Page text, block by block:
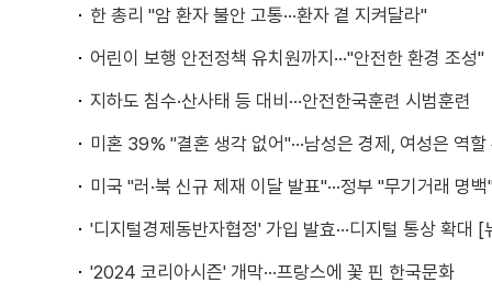
한 총리 "암 환자 불안 고통···환자 곁 지켜달라"
어린이 보행 안전정책 유치원까지···"안전한 환경 조성"
지하도 침수·산사태 등 대비···안전한국훈련 시범훈련
미혼 39% "결혼 생각 없어"···남성은 경제, 여성은 역할
미국 "러·북 신규 제재 이달 발표"···정부 "무기거래 명백"
'디지털경제동반자협정' 가입 발효···디지털 통상 확대 [
'2024 코리아시즌' 개막···프랑스에 꽃 핀 한국문화